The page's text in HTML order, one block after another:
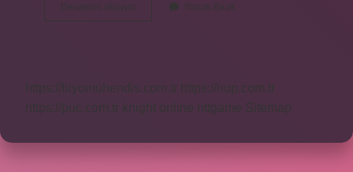
Kiremitin
Yorum Bırak
https://biyomuhendis.com.tr
https://nup.com.tr
knight online nttgame Sitemap